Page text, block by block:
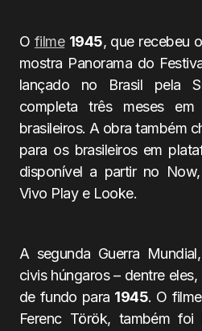
O filme 1945, que recebeu
mostra Panorama do
lançado no Brasil pela
completa três meses
brasileiros. A obra também
para os brasileiros em
disponível a partir no
Vivo Play e Looke.
A segunda Guerra
civis húngaros – dentre
de fundo para 1945. O
Ferenc Török, também